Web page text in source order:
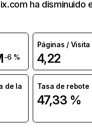
ha disminuido
-6 %
Páginas / Visita
4,22
de la
Tasa de rebote
47,33 %